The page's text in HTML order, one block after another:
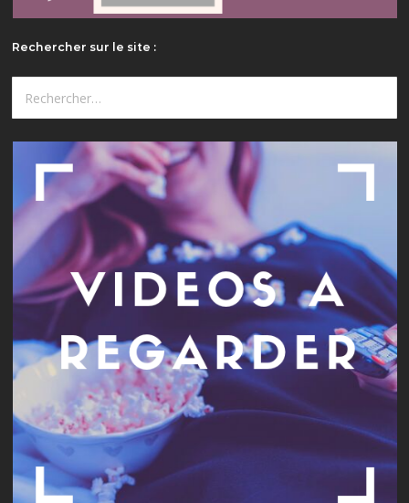
Rechercher sur le site :
Rechercher :